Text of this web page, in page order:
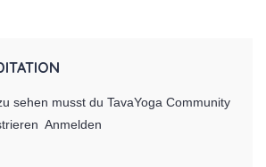
sehen musst du TavaYoga Community
Anmelden